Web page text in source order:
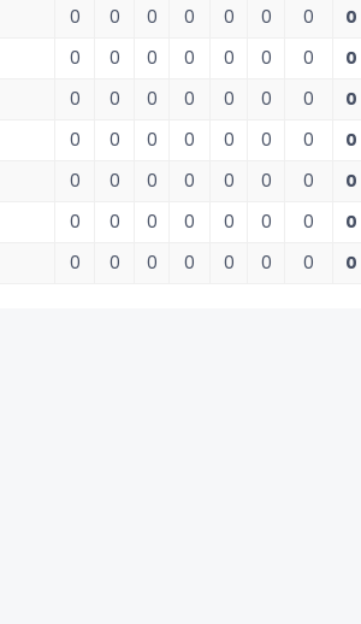
0 0 0 0 0 0 0
0
0 0 0 0 0 0 0
0
0 0 0 0 0 0 0
0
0 0 0 0 0 0 0
0
0 0 0 0 0 0 0
0
0 0 0 0 0 0 0
0
0 0 0 0 0 0 0 0